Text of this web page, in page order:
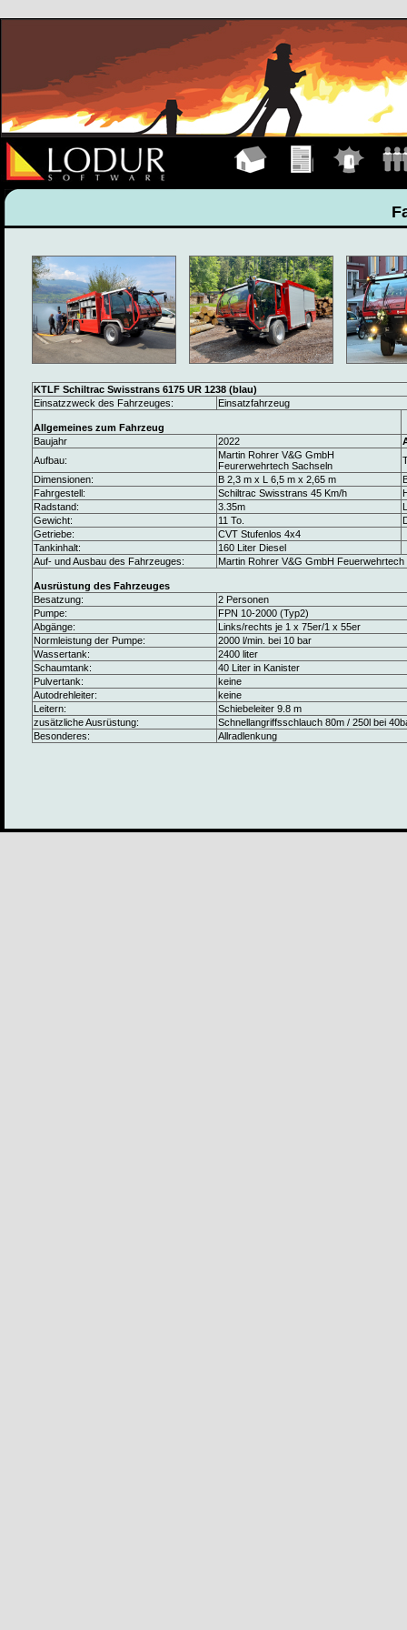
KTLF Schiltrac Swisstrans 6175 UR 1238 (blau)
Einsatzzweck des Fahrzeuges:
Einsatzfahrzeug
Allgemeines zum Fahrzeug
Baujahr
2022
Aufbau:
Martin Rohrer V&G GmbH
Feurerwehrtech Sachseln
Dimensionen:
B 2,3 m x L 6,5 m x 2,65 m
Fahrgestell:
Schiltrac Swisstrans 45 Km/h
Radstand:
3.35m
Gewicht:
11 To.
Getriebe:
CVT Stufenlos 4x4
Tankinhalt:
160 Liter Diesel
Auf- und Ausbau des Fahrzeuges:
Martin Rohrer V&G GmbH Feuerwehrtech
Ausrüstung des Fahrzeuges
Besatzung:
2 Personen
Pumpe:
FPN 10-2000 (Typ2)
Abgänge:
Links/rechts je 1 x 75er/1 x 55er
Normleistung der Pumpe:
2000 l/min. bei 10 bar
Wassertank:
2400 liter
Schaumtank:
40 Liter in Kanister
Pulvertank:
keine
Autodrehleiter:
keine
Leitern:
Schiebeleiter 9.8 m
zusätzliche Ausrüstung:
Schnellangriffsschlauch 80m / 250l bei
Besonderes:
Allradlenkung